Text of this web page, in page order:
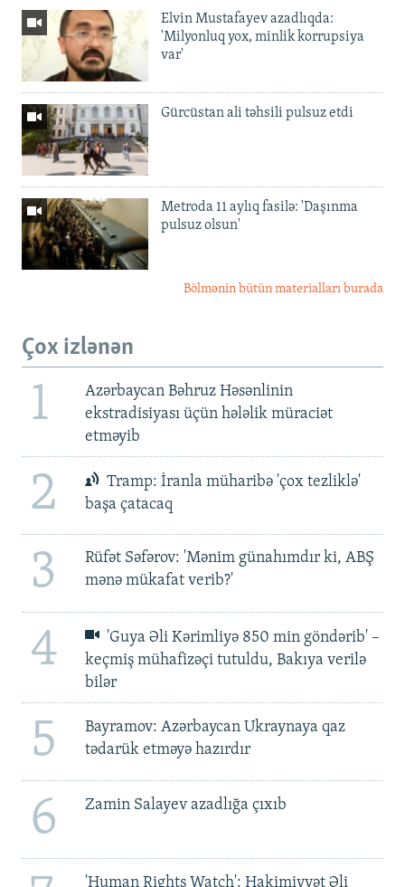
Elvin Mustafayev azadlıqda:
'Milyonluq yox, minlik korrupsiya
var'
Gürcüstan ali təhsili pulsuz etdi
Metroda 11 aylıq fasilə: 'Daşınma
pulsuz olsun'
Bölmənin bütün materialları burada
Çox izlənən
1
Azərbaycan Bəhruz Həsənlinin
ekstradisiyası üçün hələlik müraciət
etməyib
2
Tramp: İranla müharibə 'çox tezliklə'
başa çatacaq
3
Rüfət Səfərov: 'Mənim günahımdır ki, ABŞ
mənə mükafat verib?'
4
'Guya Əli Kərimliyə 850 min göndərib' –
keçmiş mühafizəçi tutuldu, Bakıya verilə
bilər
5
Bayramov: Azərbaycan Ukraynaya qaz
tədarük etməyə hazırdır
6 Zamin Salayev azadlığa çıxıb
'Human Rights Watch': Hakimiyyət Əli